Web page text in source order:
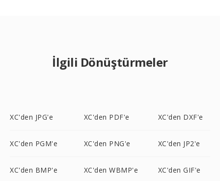
İlgili Dönüştürmeler
XC'den JPG'e XC'den PDF'e XC'den DXF'e
XC'den PGM'e XC'den PNG'e XC'den JP2'e
XC'den BMP'e XC'den WBMP'e XC'den GIF'e